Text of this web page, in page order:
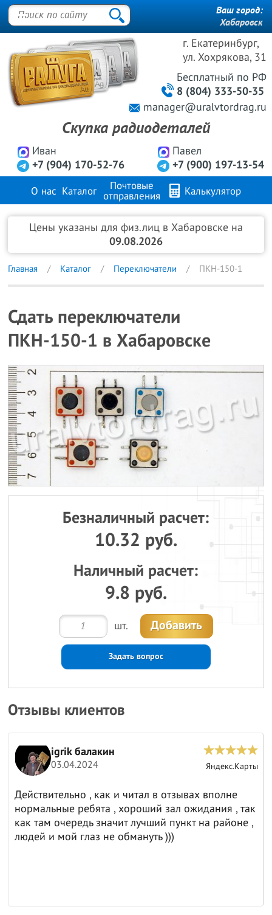
г. Екатеринбург,
ул. Хохрякова, 31
Иван
+7 (904) 170-52-76
Павел
+7 (900) 197-13-54
Бесплатный по РФ
8 (804) 333-50-35
manager@uralvtordrag.ru
Скупка радиодеталей
Ваш город:
Хабаровск
О нас Каталог
Почтовые
отправления
Калькулятор
Продажа металлов Контакты
Цены указаны для физ.лиц в Хабаровске на
09.08.2026
Главная Каталог Переключатели ПКН-150-1
Сдать переключатели
ПКН-150-1 в Хабаровске
Безналичный расчет:
10.32 руб.
Наличный расчет:
9.8 руб.
шт. Добавить
Задать вопрос
Отзывы клиентов
igrik балакин
03.04.2024 Яндекс.Карты
Действительно , как и читал в отзывах вполне
нормальные ребята , хороший зал ожидания , так
как там очередь значит лучший пункт на районе ,
людей и мой глаз не обмануть )))